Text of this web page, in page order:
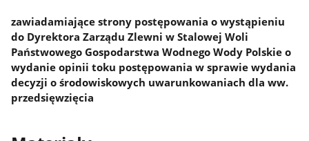
zawiadamiające strony postępowania o wystąpieniu
do Dyrektora Zarządu Zlewni w Stalowej Woli
Państwowego Gospodarstwa Wodnego Wody Polskie o
wydanie opinii toku postępowania w sprawie wydania
decyzji o środowiskowych uwarunkowaniach dla ww.
przedsięwzięcia